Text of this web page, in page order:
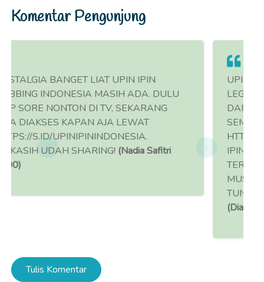
Komentar Pengunjung
LIAT UPIN IPIN
MASIH ADA. DULU
DI TV, SEKARANG
AJA LEWAT
(Nadia Safitri
UPIN IPIN ADALAH
LEGENDARIS YANG
DAN SEKARANG KAMU
SEMUA EPISODE
HTTPS://S.ID/
IPIN DUBBING
TERSEDIA DARI
MUSIM KEDUA, PLUS
TUNGGAL DAN GENG
(Dian Permata #91)
Tulis Komentar